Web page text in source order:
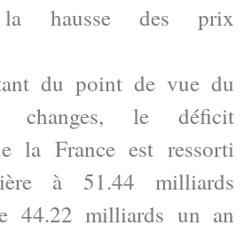
hausse des prix
du point de vue du
changes, le déficit
la France est ressorti
à 51.44 milliards
44.22 milliards un an